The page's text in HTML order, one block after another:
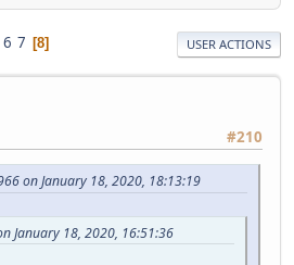
6 7 8 USER ACTIONS
#210
on January 18, 2020, 18:13:19
January 18, 2020, 16:51:36